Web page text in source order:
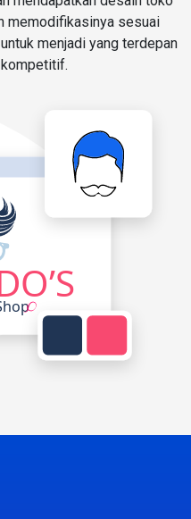
memodifikasinya sesuai
menjadi yang terdepan